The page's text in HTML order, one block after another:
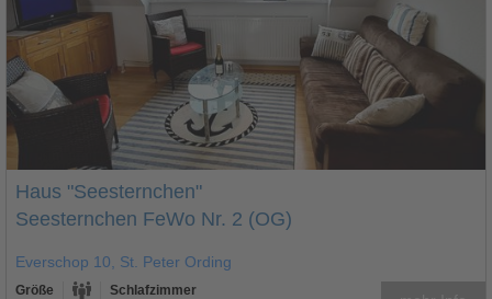
Haus "Seesternchen"
Seesternchen FeWo Nr. 2 (OG)
Everschop 10, St. Peter Ording
Größe
Schlafzimmer